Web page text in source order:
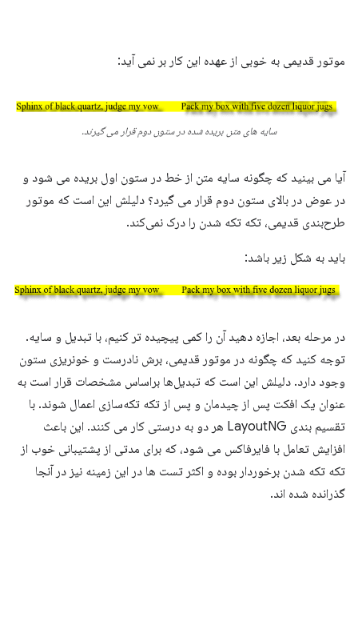
موتور قدیمی به خوبی از عهده این کار بر نمی آید:
سایه های متن بریده شده در ستون دوم قرار می گیرند.
آیا می بینید که چگونه سایه متن از خط در ستون اول بریده می شود و
در عوض در بالای ستون دوم قرار می گیرد؟ دلیلش این است که موتور
طرح‌بندی قدیمی، تکه تکه شدن را درک نمی‌کند.
باید به شکل زیر باشد:
در مرحله بعد، اجازه دهید آن را کمی پیچیده تر کنیم، با تبدیل و سایه.
توجه کنید که چگونه در موتور قدیمی، برش نادرست و خونریزی ستون
وجود دارد. دلیلش این است که تبدیل‌ها براساس مشخصات قرار است به
عنوان یک افکت پس از چیدمان و پس از تکه تکه‌سازی اعمال شوند. با
تقسیم بندی LayoutNG هر دو به درستی کار می کنند. این باعث
افزایش تعامل با فایرفاکس می شود، که برای مدتی از پشتیبانی خوب از
تکه تکه شدن برخوردار بوده و اکثر تست ها در این زمینه نیز در آنجا
گذرانده شده اند.